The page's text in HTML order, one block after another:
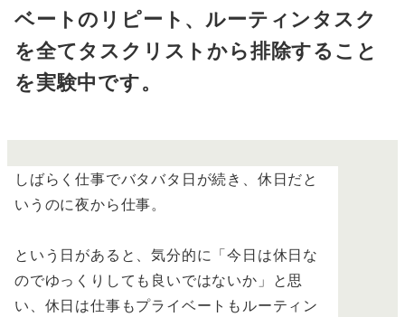
ベートのリピート、ルーティンタスク
を全てタスクリストから排除すること
を実験中です。
しばらく仕事でバタバタ日が続き、休日だと
いうのに夜から仕事。
という日があると、気分的に「今日は休日な
のでゆっくりしても良いではないか」と思
い、休日は仕事もプライベートもルーティン